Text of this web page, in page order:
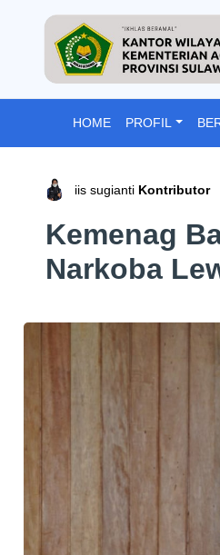
HOME PROFIL
iis sugianti Kontributor
Kemenag
Narkoba